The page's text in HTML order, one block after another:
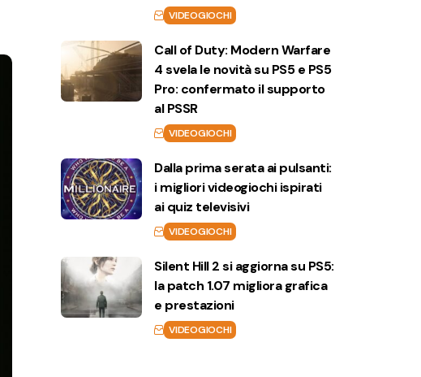
VIDEOGIOCHI
Call of Duty: Modern Warfare
4 svela le novità su PS5 e PS5
Pro: confermato il supporto
al PSSR
VIDEOGIOCHI
Dalla prima serata ai pulsanti:
i migliori videogiochi ispirati
ai quiz televisivi
VIDEOGIOCHI
Silent Hill 2 si aggiorna su PS5:
la patch 1.07 migliora grafica
e prestazioni
VIDEOGIOCHI